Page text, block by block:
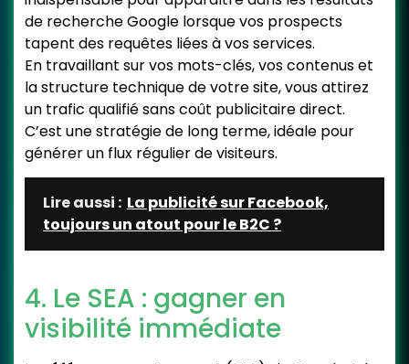
de recherche Google lorsque vos prospects
tapent des requêtes liées à vos services.
En travaillant sur vos mots-clés, vos contenus et
la structure technique de votre site, vous attirez
un trafic qualifié sans coût publicitaire direct.
C’est une stratégie de long terme, idéale pour
générer un flux régulier de visiteurs.
Lire aussi : La publicité sur Facebook,
toujours un atout pour le B2C ?
4. Le SEA : gagner en
visibilité immédiate